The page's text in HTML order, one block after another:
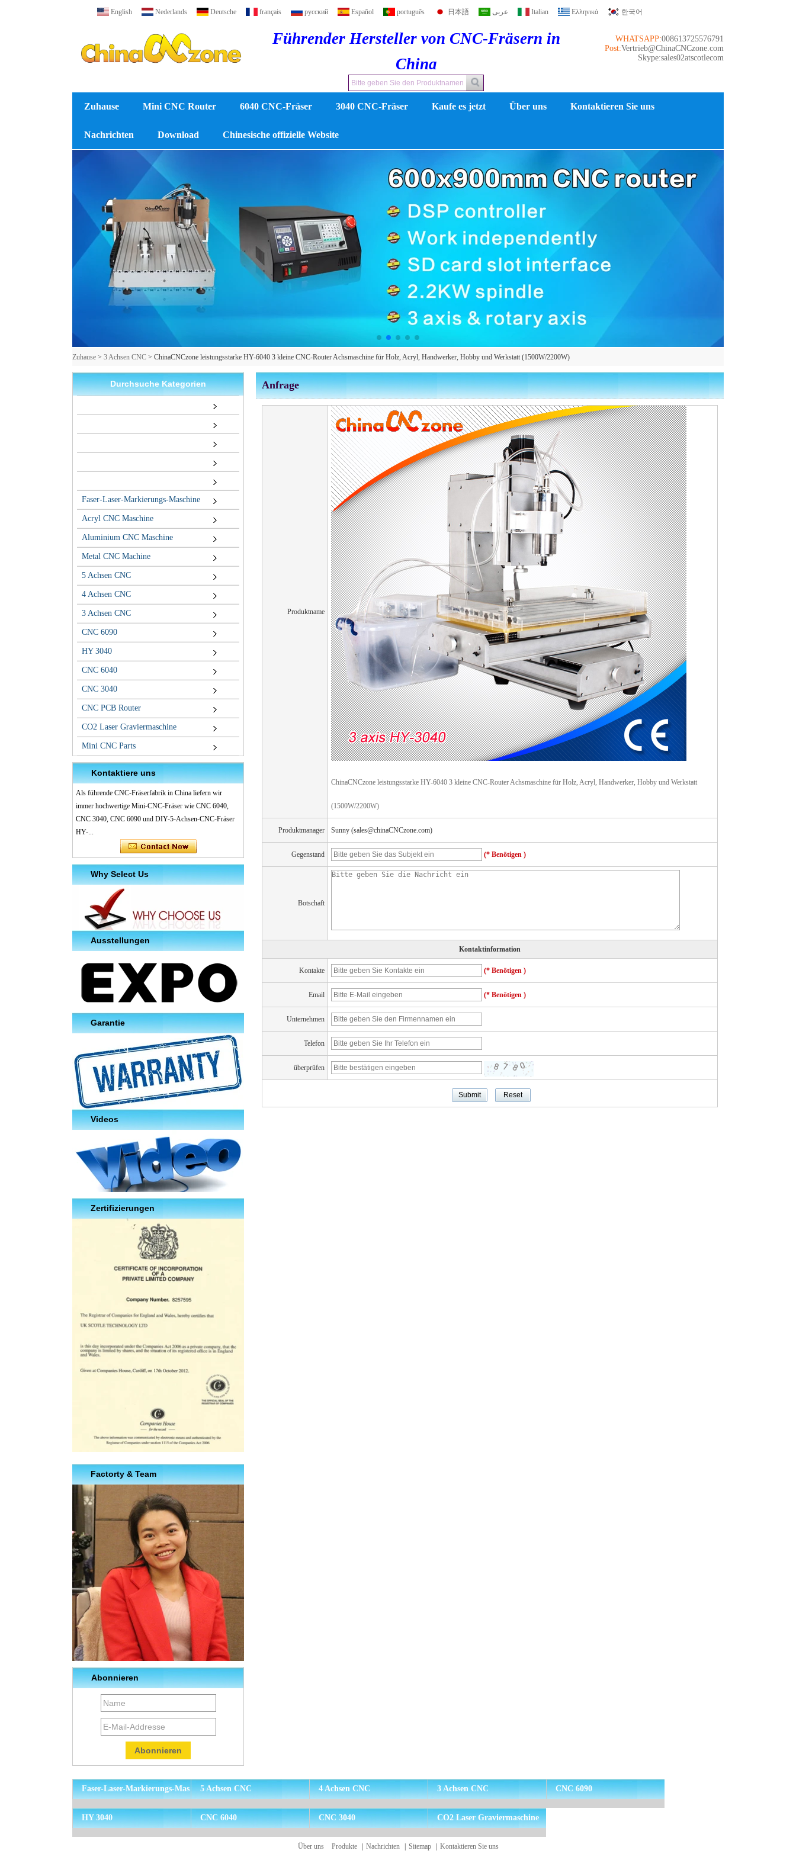
English Nederlands Deutsche français русский Español português 日本語 عربى Italian Ελληνικά 한국어
Führender Hersteller von CNC-Fräsern in
China
008613725576791
WHATSAPP:
Vertrieb@ChinaCNCzone.com
Post:
Skype:sales02atscotlecom
Zuhause Mini CNC Router 6040 CNC-Fräser 3040 CNC-Fräser Kaufe es jetzt Über uns Kontaktieren Sie uns
Nachrichten Download Chinesische offizielle Website
Zuhause > 3 Achsen CNC > ChinaCNCzone leistungsstarke HY-6040 3 kleine CNC-Router Achsmaschine für Holz, Acryl, Handwerker, Hobby und Werkstatt (1500W/2200W)
Durchsuche Kategorien
Faser-Laser-Markierungs-Maschine
Acryl CNC Maschine
Aluminium CNC Maschine
Metal CNC Machine
5 Achsen CNC
4 Achsen CNC
3 Achsen CNC
CNC 6090
HY 3040
CNC 6040
CNC 3040
CNC PCB Router
CO2 Laser Graviermaschine
Mini CNC Parts
Kontaktiere uns
Als führende CNC-Fräserfabrik in China liefern wir
immer hochwertige Mini-CNC-Fräser wie CNC 6040,
CNC 3040, CNC 6090 und DIY-5-Achsen-CNC-Fräser
HY-...
Why Select Us
Ausstellungen
Garantie
Videos
Zertifizierungen
Factorty & Team
Abonnieren
Anfrage
Produktname
ChinaCNCzone leistungsstarke HY-6040 3 kleine CNC-Router Achsmaschine für Holz, Acryl, Handwerker, Hobby und Werkstatt
(1500W/2200W)
Produktmanager Sunny (sales@chinaCNCzone.com)
Gegenstand (* Benötigen )
Botschaft
Kontaktinformation
Kontakte (* Benötigen )
Email (* Benötigen )
Unternehmen
Telefon
überprüfen
Faser-Laser-Markierungs-Mas
chine
5 Achsen CNC 4 Achsen CNC 3 Achsen CNC CNC 6090
HY 3040 CNC 6040 CNC 3040 CO2 Laser Graviermaschine
Über uns Produkte Nachrichten Sitemap Kontaktieren Sie uns